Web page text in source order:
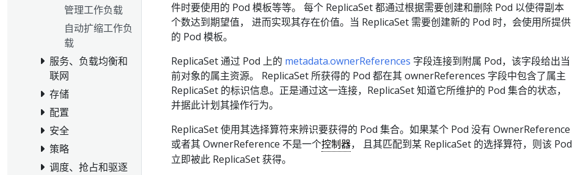
管理工作负载
自动扩缩工作负
载
服务、负载均衡和
联网
存储
配置
安全
策略
调度、抢占和驱逐
件时要使用的 Pod 模板等等。 每个 ReplicaSet 都通过根据需要创建和删除 Pod 以使得副本
个数达到期望值， 进而实现其存在价值。当 ReplicaSet 需要创建新的 Pod 时，会使用所提供
的 Pod 模板。
ReplicaSet 通过 Pod 上的 metadata.ownerReferences 字段连接到附属 Pod，该字段给出当
前对象的属主资源。 ReplicaSet 所获得的 Pod 都在其 ownerReferences 字段中包含了属主
ReplicaSet 的标识信息。正是通过这一连接，ReplicaSet 知道它所维护的 Pod 集合的状态，
并据此计划其操作行为。
ReplicaSet 使用其选择算符来辨识要获得的 Pod 集合。如果某个 Pod 没有 OwnerReference
或者其 OwnerReference 不是一个控制器， 且其匹配到某 ReplicaSet 的选择算符，则该 Pod
立即被此 ReplicaSet 获得。